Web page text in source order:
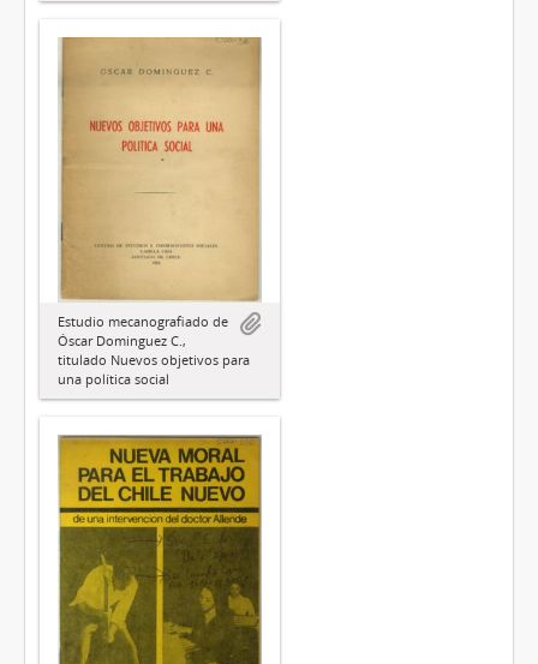
Estudio mecanografiado de
Óscar Dominguez C.,
titulado Nuevos objetivos para
una política social